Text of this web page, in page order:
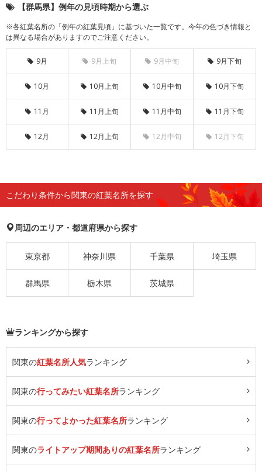
【群馬県】例年の見頃時期から選ぶ
※各紅葉名所の「例年の紅葉見頃」に基づいた一覧です。今年の色づき情報と
は異なる場合がありますのでご注意ください。
9月 9月上旬 9月中旬 9月下旬
10月 10月上旬 10月中旬 10月下旬
11月 11月上旬 11月中旬 11月下旬
12月 12月上旬 12月中旬 12月下旬
こだわり条件から関東の紅葉名所を探す
周辺のエリア・都道府県から探す
東京都 神奈川県 千葉県 埼玉県
群馬県 栃木県 茨城県
ランキングから探す
関東の紅葉名所人気ランキング
関東の行ってみたい紅葉名所ランキング
関東の行ってよかった紅葉名所ランキング
関東のライトアップ期間ありの紅葉名所ランキング